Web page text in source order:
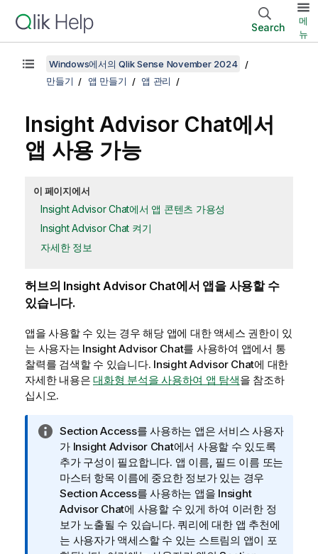
Search
메
뉴
Windows에서의 Qlik Sense November 2024
만들기
앱 만들기 앱 관리
Insight Advisor Chat에서
앱 사용 가능
이 페이지에서
Insight Advisor Chat에서 앱 콘텐츠 가용성
Insight Advisor Chat 켜기
자세한 정보
허브의 Insight Advisor Chat에서 앱을 사용할 수
있습니다.
앱을 사용할 수 있는 경우 해당 앱에 대한 액세스 권한이 있
는 사용자는 Insight Advisor Chat를 사용하여 앱에서 통
찰력를 검색할 수 있습니다. Insight Advisor Chat에 대한
자세한 내용은 대화형 분석을 사용하여 앱 탐색을 참조하
십시오.
정
보
메
모
Section Access를 사용하는 앱은 서비스 사용자
가 Insight Advisor Chat에서 사용할 수 있도록
추가 구성이 필요합니다. 앱 이름, 필드 이름 또는
마스터 항목 이름에 중요한 정보가 있는 경우
Section Access를 사용하는 앱을 Insight
Advisor Chat에 사용할 수 있게 하여 이러한 정
보가 노출될 수 있습니다.쿼리에 대한 앱 추천에
는 사용자가 액세스할 수 있는 스트림의 앱이 포